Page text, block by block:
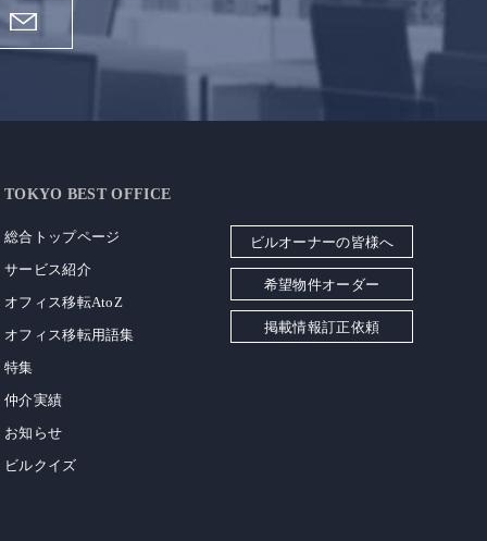
TOKYO BEST OFFICE
総合トップページ
サービス紹介
オフィス移転AtoZ
オフィス移転用語集
特集
仲介実績
お知らせ
ビルクイズ
ビルオーナーの皆様へ
希望物件オーダー
掲載情報訂正依頼